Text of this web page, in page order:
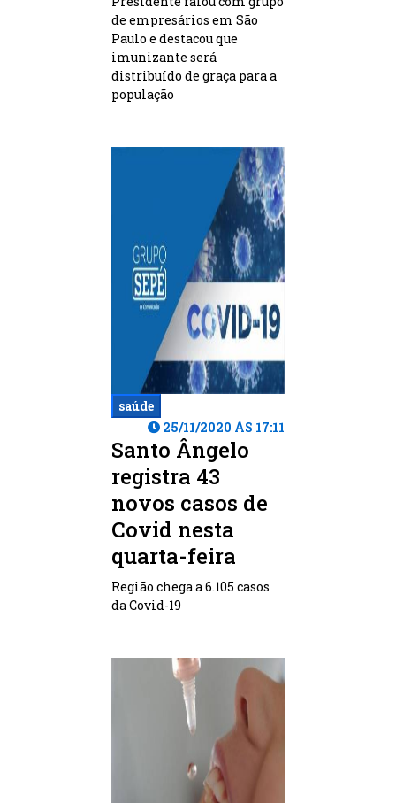
de empresários em São
Paulo e destacou que
imunizante será
distribuído de graça para a
população
saúde
25/11/2020 ÀS 17:11
Santo Ângelo
registra 43
novos casos de
Covid nesta
quarta-feira
Região chega a 6.105 casos
da Covid-19